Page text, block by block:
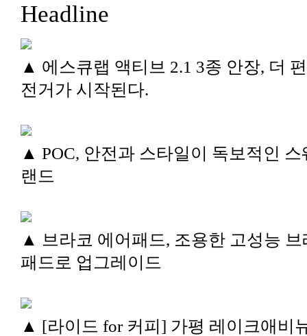
Headline
▲ 에스큐랩 액티브 2.1 3종 안장, 더
전거가 시작된다.
▲ POC, 안전과 스타일이 독보적인 스
랜드
▲ 브라코 에어패드, 조용한 고성능 브
패드로 업그레이드
▲ [라이드 for 커피] 가평 레이크애비